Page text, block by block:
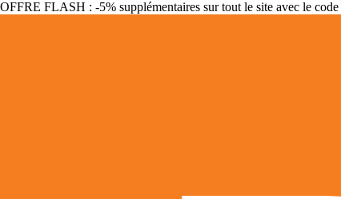
OFFRE FLASH : -5% supplémentaires sur tout le site avec le code